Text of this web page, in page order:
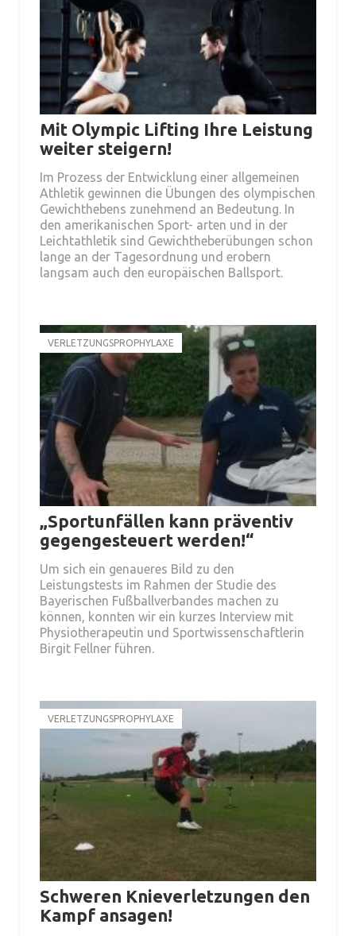
Mit Olympic Lifting Ihre Leistung
weiter steigern!
Im Prozess der Entwicklung einer allgemeinen
Athletik gewinnen die Übungen des olympischen
Gewichthebens zunehmend an Bedeutung. In
den amerikanischen Sport- arten und in der
Leichtathletik sind Gewichtheberübungen schon
lange an der Tagesordnung und erobern
langsam auch den europäischen Ballsport.
VERLETZUNGSPROPHYLAXE
„Sportunfällen kann präventiv
gegengesteuert werden!“
Um sich ein genaueres Bild zu den
Leistungstests im Rahmen der Studie des
Bayerischen Fußballverbandes machen zu
können, konnten wir ein kurzes Interview mit
Physiotherapeutin und Sportwissenschaftlerin
Birgit Fellner führen.
VERLETZUNGSPROPHYLAXE
Schweren Knieverletzungen den
Kampf ansagen!